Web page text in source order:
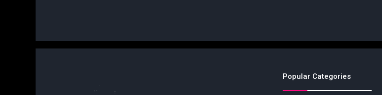
Popular Categories